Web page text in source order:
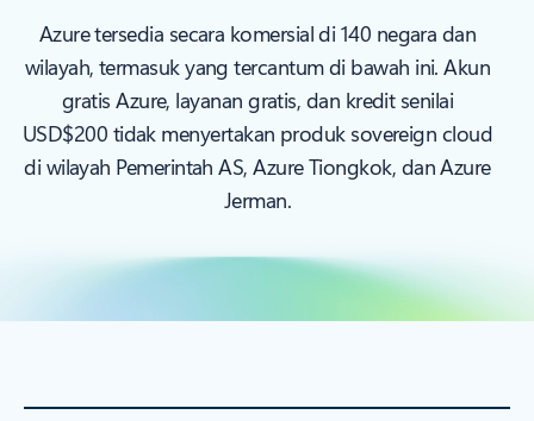
Azure tersedia secara komersial di 140 negara dan
wilayah, termasuk yang tercantum di bawah ini. Akun
gratis Azure, layanan gratis, dan kredit senilai
USD$200 tidak menyertakan produk sovereign cloud
di wilayah Pemerintah AS, Azure Tiongkok, dan Azure
Jerman.